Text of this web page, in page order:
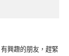
興趣的朋友，趕緊